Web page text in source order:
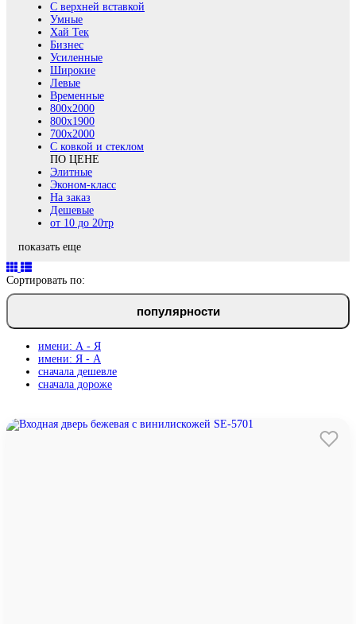
С верхней вставкой
Умные
Хай Тек
Бизнес
Усиленные
Широкие
Левые
Временные
800х2000
800x1900
700x2000
С ковкой и стеклом
ПО ЦЕНЕ
Элитные
Эконом-класс
На заказ
Дешевые
от 10 до 20тр
показать еще
Сортировать по:
популярности
имени: А - Я
имени: Я - А
сначала дешевле
сначала дороже